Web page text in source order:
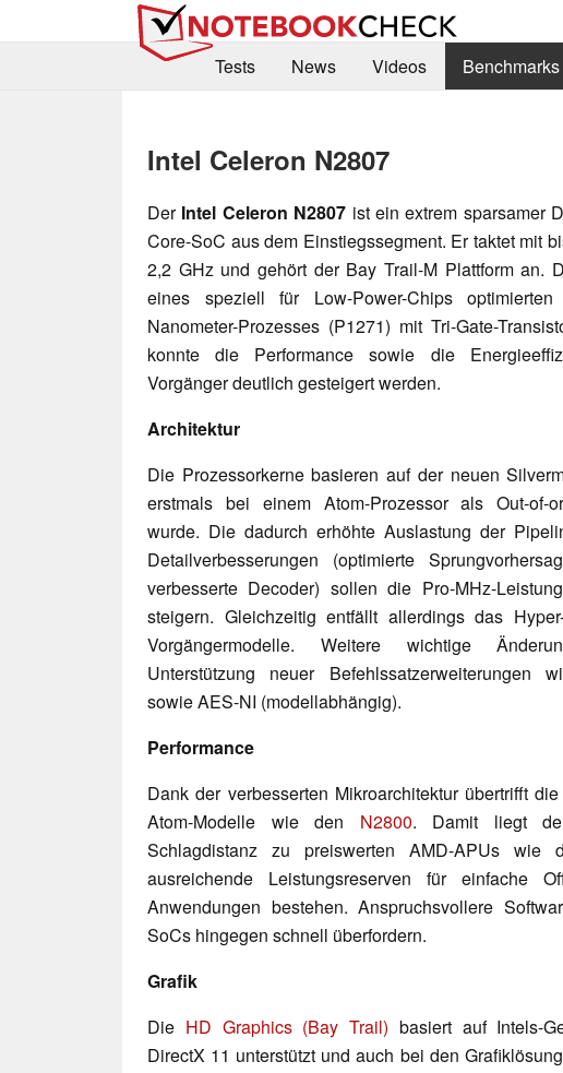
Tests
News Videos
Intel Celeron N2807
Der Intel Celeron N2807 ist ein extrem sparsamer
Core-SoC aus dem Einstiegssegment. Er taktet mit
2,2 GHz und gehört der Bay Trail-M Plattform an.
eines speziell für Low-Power-Chips
Nanometer-Prozesses (P1271) mit Tri-Gate-
konnte die Performance sowie die
Vorgänger deutlich gesteigert werden.
Architektur
Die Prozessorkerne basieren auf der neuen
erstmals bei einem Atom-Prozessor als Out-of-
wurde. Die dadurch erhöhte Auslastung der
Detailverbesserungen (optimierte
verbesserte Decoder) sollen die Pro-MHz-
steigern. Gleichzeitig entfällt allerdings das
Vorgängermodelle. Weitere wichtige
Unterstützung neuer
sowie AES-NI (modellabhängig).
Performance
Dank der verbesserten Mikroarchitektur übertrifft
Atom-Modelle wie den N2800. Damit liegt
Schlagdistanz zu preiswerten AMD-APUs wie
ausreichende Leistungsreserven für einfache
Anwendungen bestehen. Anspruchsvollere
SoCs hingegen schnell überfordern.
Grafik
Die HD Graphics (Bay Trail) basiert auf Intels-
DirectX 11 unterstützt und auch bei den